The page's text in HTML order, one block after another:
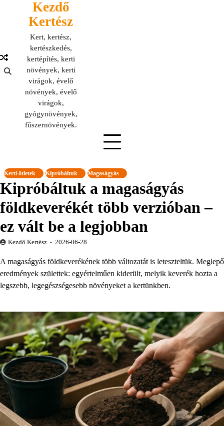
Kezdő
Kertész
Kert, kertész,
kertészkedés,
kertépítés, kerti
növények, kerti
virágok, évelő
növények, évelő
virágok,
gyógynövények,
fűszernövények.
Kerti ötletek Kipróbáltuk Magaságyás
Kipróbáltuk a magaságyás
földkeverékét több verzióban –
ez vált be a legjobban
Kezdő Kertész 2026-06-28
A magaságyás földkeverékének több változatát is leteszteltük. Meglepő
eredmények születtek: egyértelműen kiderült, melyik keverék hozta a
legszebb, legegészségesebb növényeket a kertünkben.